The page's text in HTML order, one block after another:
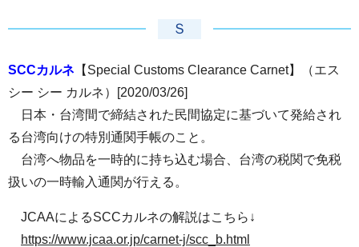
Ｓ
SCCカルネ 【Special Customs Clearance Carnet】（エス
シー シー カルネ）[2020/03/26]
日本・台湾間で締結された民間協定に基づいて発給され
る台湾向けの特別通関手帳のこと。
台湾へ物品を一時的に持ち込む場合、台湾の税関で免税
扱いの一時輸入通関が行える。
JCAAによるSCCカルネの解説はこちら↓
https://www.jcaa.or.jp/carnet-j/scc_b.html